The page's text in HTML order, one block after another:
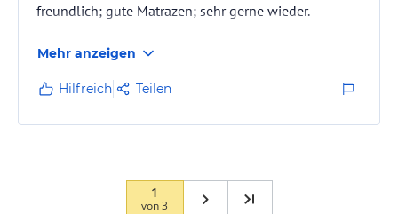
freundlich; gute Matrazen; sehr gerne wieder.
Mehr anzeigen
Hilfreich Teilen
1
von3